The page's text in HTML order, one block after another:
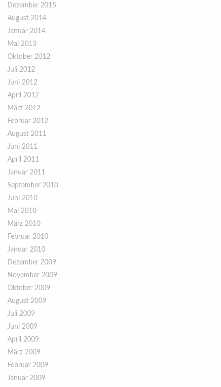
Dezember 2015
August 2014
Januar 2014
Mai 2013
Oktober 2012
Juli 2012
Juni 2012
April 2012
März 2012
Februar 2012
August 2011
Juni 2011
April 2011
Januar 2011
September 2010
Juni 2010
Mai 2010
März 2010
Februar 2010
Januar 2010
Dezember 2009
November 2009
Oktober 2009
August 2009
Juli 2009
Juni 2009
April 2009
März 2009
Februar 2009
Januar 2009